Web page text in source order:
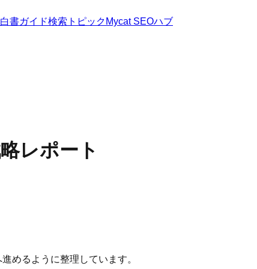
白書ガイド検索トピック Mycat SEOハブ
レポート
めるように整理しています。